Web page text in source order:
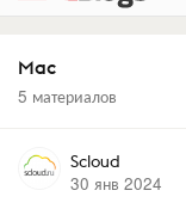
Mac
5 материалов
Scloud
30 янв 2024